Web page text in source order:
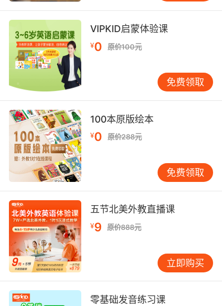
教授 我的细胞正以惊人的速度在繁殖
10. Any of these women would be
phenomenal as first ladies to my president.
这些人就会像是 总统的第一夫人一样了不起
VIPKID启蒙体验课
¥0 原价100元
免费领取
100本原版绘本
¥0 原价288元
免费领取
五节北美外教直播课
¥9 原价888元
立即购买
零基础发音练习课